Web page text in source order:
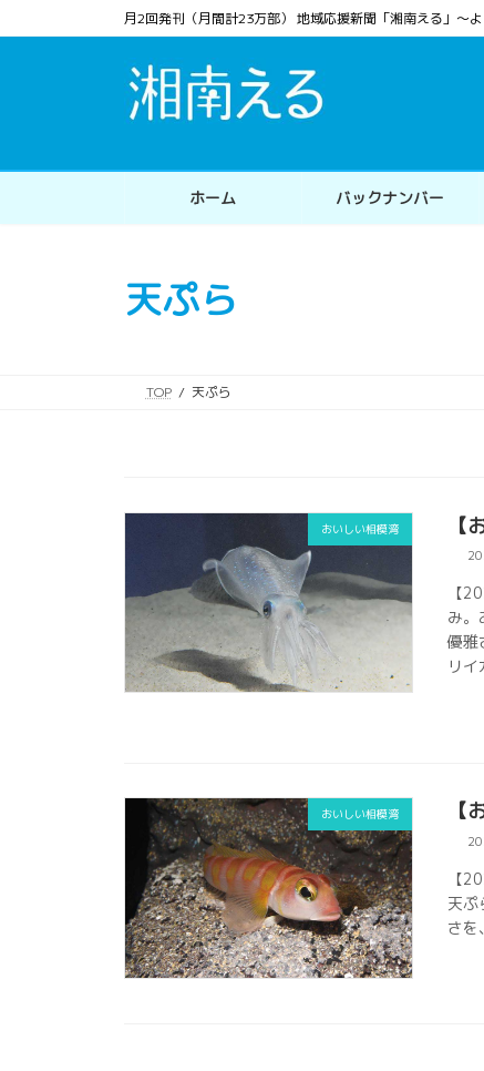
ン
ス
ビ
ン
月2回発刊（月間計23万部） 地域応援新聞「湘南える」〜
ホーム バックナンバー
天ぷら
TOP 天ぷら
おいしい相模湾
【
み。
優雅
リイ
おいしい相模湾 【
【
天ぷ
さを